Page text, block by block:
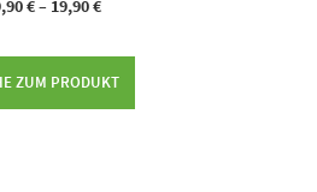
€– 19,90€
ZUM PRODUKT